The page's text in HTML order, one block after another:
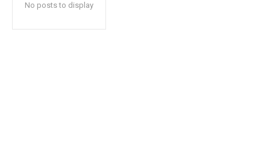
No posts to display